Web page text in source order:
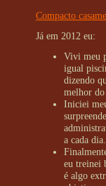
Compacto
Já em 2012 eu:
Vivi meu
igual
dizendo
melhor
Iniciei
a cada dia.
eu treinei
é algo